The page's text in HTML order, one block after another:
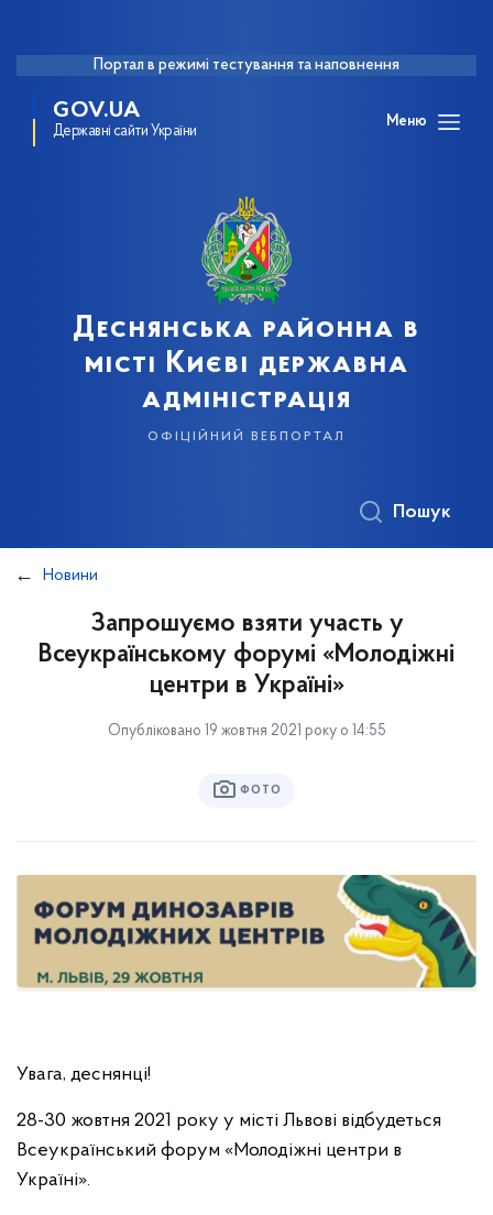
Портал в режимі тестування та наповнення
GOV.UA
Державні сайти України
Меню
Деснянська районна в
місті Києві державна
адміністрація
офіційний вебпортал
Пошук
Новини
Запрошуємо взяти участь у
Всеукраїнському форумі «Молодіжні
центри в Україні»
Опубліковано 19 жовтня 2021 року о 14:55
ФОТО
Увага, деснянці!
28-30 жовтня 2021 року у місті Львові відбудеться
Всеукраїнський форум «Молодіжні центри в
Україні».